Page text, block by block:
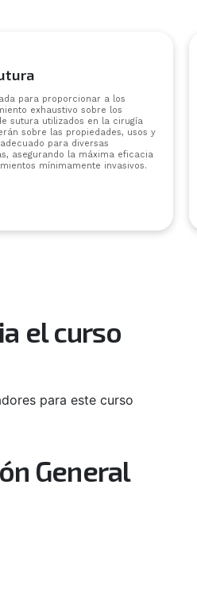
para proporcionar a los
exhaustivo sobre los
sutura utilizados en la cirugía
sobre las propiedades, usos y
para diversas
asegurando la máxima eficacia
mínimamente invasivos.
el curso
para este curso
General